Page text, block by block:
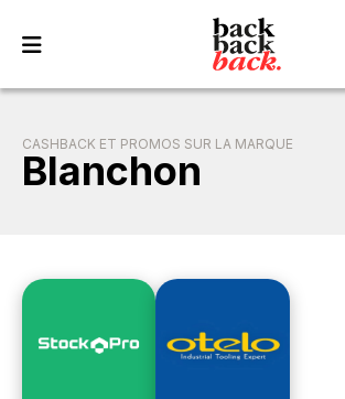
CASHBACK ET PROMOS SUR LA MARQUE
Blanchon